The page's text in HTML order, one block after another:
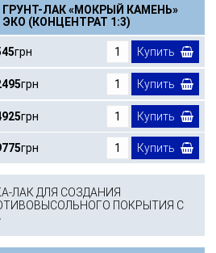
ГРУНТ-ЛАК «МОКРЫЙ КАМЕНЬ»
ЭКО (КОНЦЕНТРАТ 1:3)
грн Купить
грн Купить
грн Купить
грн Купить
ЛАК ДЛЯ СОЗДАНИЯ
ПОКРЫТИЯ С